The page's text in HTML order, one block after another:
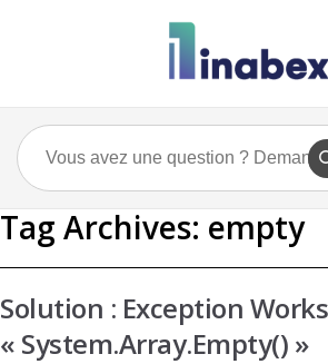
Tag Archives: empty
Solution : Exception
« System.Array.Empty() »